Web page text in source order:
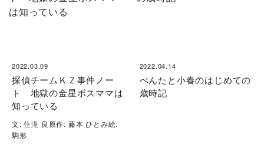
2022.03.09
探偵チームＫＺ事件ノー
ト 地獄の金星ボスママは
知っている
文: 住滝 良原作: 藤本 ひとみ絵:
駒形
2022.04.14
ぺんたと小春のはじめての
歳時記